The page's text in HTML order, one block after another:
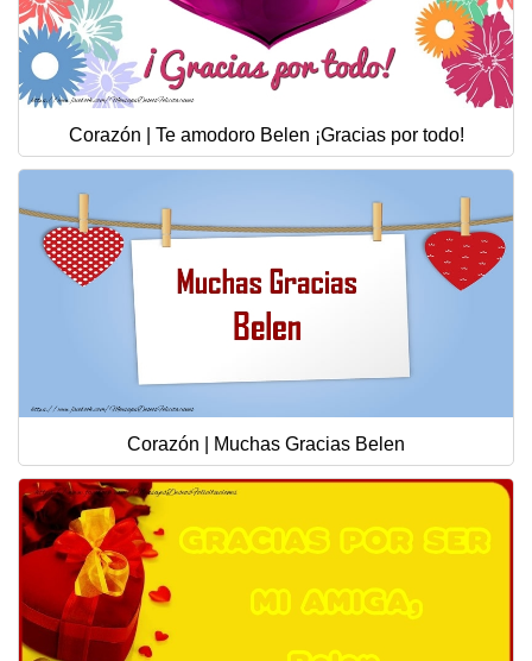
Corazón | Te amodoro Belen ¡Gracias por todo!
Corazón | Muchas Gracias Belen